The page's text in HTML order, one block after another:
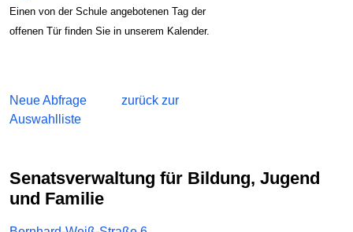
Einen von der Schule angebotenen Tag der
offenen Tür finden Sie in unserem Kalender.
Neue Abfrage
zurück zur
Auswahlliste
Senatsverwaltung für Bildung, Jugend
und Familie